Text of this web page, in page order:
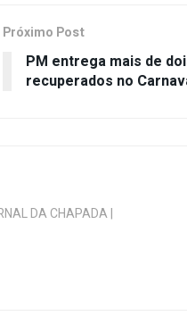
Próximo Post
PM entrega mais de
recuperados no
DA CHAPADA |